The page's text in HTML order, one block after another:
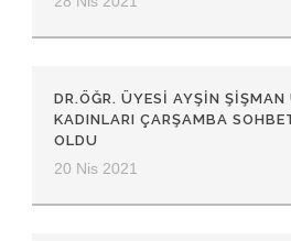
DR.ÖĞR. ÜYESİ AYŞİN ŞİŞMAN
KADINLARI ÇARŞAMBA
OLDU
20 Nis 2021